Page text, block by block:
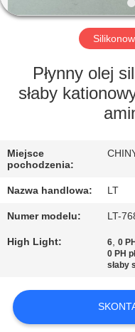
WYCIECZKA
FABRYCE
KONTROLA
SKONTAKTUJ
NAMI
Płynny olej
słaby
Miejsce
pochodzenia:
Nazwa handlowa: LT
Numer modelu: LT-
High Light: 6,0
0 PH
słaby